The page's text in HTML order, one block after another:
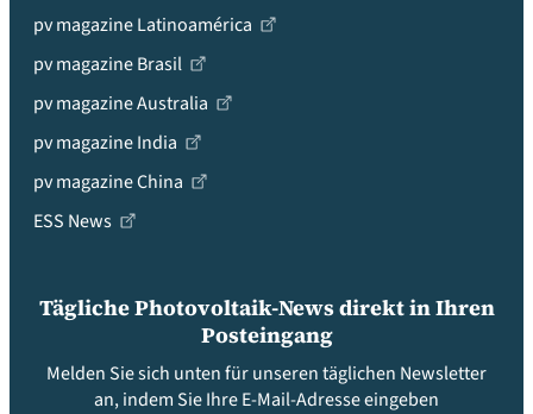
pv magazine Latinoamérica
pv magazine Brasil
pv magazine Australia
pv magazine India
pv magazine China
ESS News
Tägliche Photovoltaik-News direkt in Ihren
Posteingang
Melden Sie sich unten für unseren täglichen Newsletter
an, indem Sie Ihre E-Mail-Adresse eingeben